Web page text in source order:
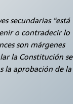
secundarias “está
o contradecir lo
son márgenes
la Constitución se
la aprobación de la